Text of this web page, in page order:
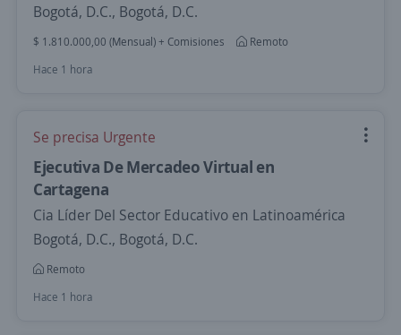
Bogotá, D.C., Bogotá, D.C.
$ 1.810.000,00 (Mensual) + Comisiones
Remoto
Hace 1 hora
Se precisa Urgente
Ejecutiva De Mercadeo Virtual en
Cartagena
Cia Líder Del Sector Educativo en Latinoamérica
Bogotá, D.C., Bogotá, D.C.
Remoto
Hace 1 hora